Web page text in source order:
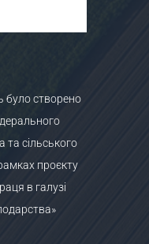
було створено
та сільського
проєкту
в галузі